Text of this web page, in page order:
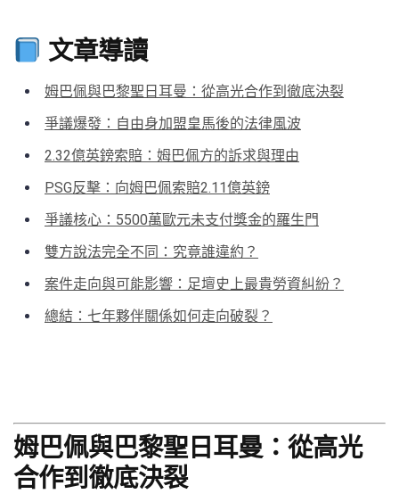
文章導讀
姆巴佩與巴黎聖日耳曼：從高光合作到徹底決裂
爭議爆發：自由身加盟皇馬後的法律風波
2.32億英鎊索賠：姆巴佩方的訴求與理由
PSG反擊：向姆巴佩索賠2.11億英鎊
爭議核心：5500萬歐元未支付獎金的羅生門
雙方說法完全不同：究竟誰違約？
案件走向與可能影響：足壇史上最貴勞資糾紛？
總結：七年夥伴關係如何走向破裂？
姆巴佩與巴黎聖日耳曼：從高光
合作到徹底決裂